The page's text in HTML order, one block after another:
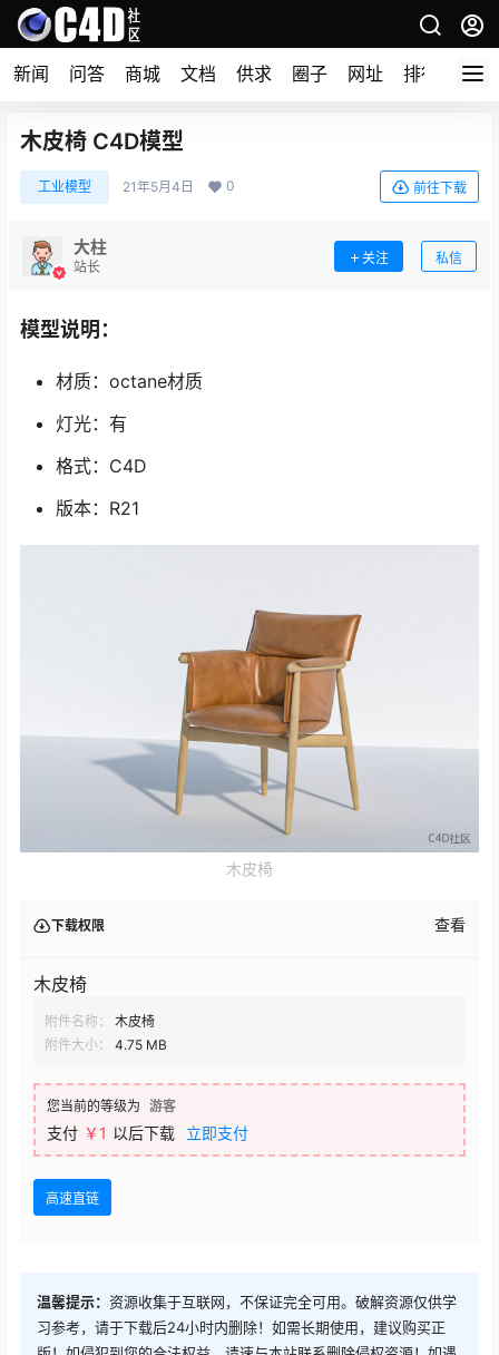
新闻 问答 商城 文档 供求 圈子 网址 排行榜
木皮椅 C4D模型
工业模型 21年5月4日 0 前往下载
大柱
站长
关注 私信
模型说明：
材质：octane材质
灯光：有
格式：C4D
版本：R21
木皮椅
下载权限 查看
木皮椅
附件名称：
木皮椅
附件大小：
4.75 MB
您当前的等级为 游客
支付 ￥1 以后下载 立即支付
高速直链
温馨提示： 资源收集于互联网，不保证完全可用。破解资源仅供学
习参考，请于下载后24小时内删除！如需长期使用，建议购买正